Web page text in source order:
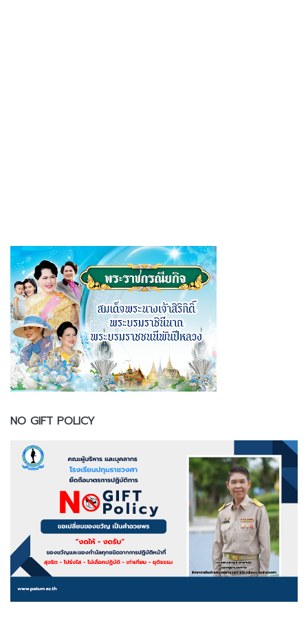
NO GIFT POLICY